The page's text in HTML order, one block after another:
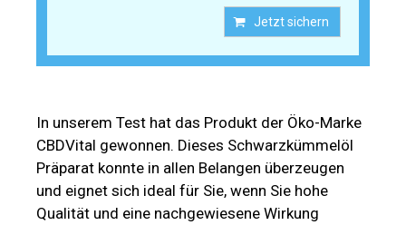
Jetzt sichern
In unserem Test hat das Produkt der Öko-Marke
CBDVital gewonnen. Dieses Schwarzkümmelöl
Präparat konnte in allen Belangen überzeugen
und eignet sich ideal für Sie, wenn Sie hohe
Qualität und eine nachgewiesene Wirkung